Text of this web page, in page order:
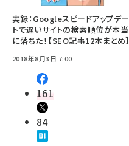
実録：Googleスピードアップデー
トで遅いサイトの検索順位が本当
に落ちた！【SEO記事12本まとめ】
2018年8月3日 7:00
161
84